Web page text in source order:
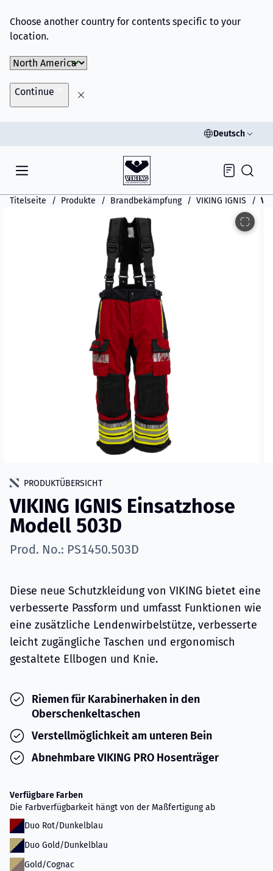
Choose another country for contents specific to your
location.
Choose Market
Continue
Deutsch
Inquiry
Titelseite Produkte Brandbekämpfung VIKING IGNIS
PRODUKTÜBERSICHT
VIKING IGNIS Einsatzhose
Modell 503D
Prod. No.: PS1450.503D
Diese neue Schutzkleidung von VIKING bietet eine
verbesserte Passform und umfasst Funktionen wie
eine zusätzliche Lendenwirbelstütze, verbesserte
leicht zugängliche Taschen und ergonomisch
gestaltete Ellbogen und Knie.
Riemen für Karabinerhaken in den
Oberschenkeltaschen
Verstellmöglichkeit am unteren Bein
Abnehmbare VIKING PRO Hosenträger
Verfügbare Farben
Die Farbverfügbarkeit hängt von der Maßfertigung ab
Duo Rot/Dunkelblau
Duo Gold/Dunkelblau
Gold/Cognac